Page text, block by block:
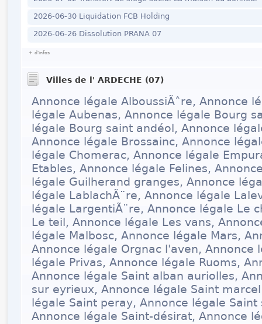
2026-06-30 Liquidation FCB Holding
2026-06-26 Dissolution PRANA 07
+ d'infos
Villes de l' ARDECHE (07)
Annonce légale AlboussiÃˆre, Annonce
légale Aubenas, Annonce légale Bourg
légale Bourg saint andéol, Annonce
Annonce légale Brossainc, Annonce
légale Chomerac, Annonce légale
Etables, Annonce légale Felines,
légale Guilherand granges, Annonce
légale LablachÃ¨re, Annonce légale
légale LargentiÃ¨re, Annonce légale Le
Le teil, Annonce légale Les vans,
légale Malbosc, Annonce légale Mars,
Annonce légale Orgnac l'aven, Annonce
légale Privas, Annonce légale Ruoms,
Annonce légale Saint alban auriolles,
sur eyrieux, Annonce légale Saint
légale Saint peray, Annonce légale
Annonce légale Saint-désirat, Annonce